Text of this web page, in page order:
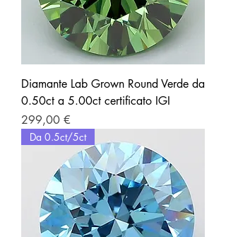
Diamante Lab Grown Round Verde da
0.50ct a 5.00ct certificato IGI
Prezzo
299,00 €
Da 0.5ct/5ct